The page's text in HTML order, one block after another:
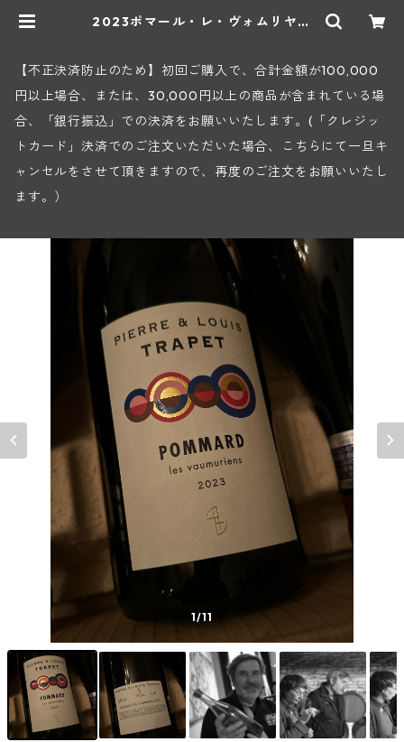
2023ポマール・レ・ヴォムリヤン
【不正決済防止のため】初回ご購入で、合計金額が100,000
円以上場合、または、30,000円以上の商品が含まれている場
合、「銀行振込」での決済をお願いいたします。(「クレジッ
トカード」決済でのご注文いただいた場合、こちらにて一旦キ
ャンセルをさせて頂きますので、再度のご注文をお願いいたし
ます。）
1/11